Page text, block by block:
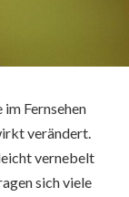
im Fernsehen
verändert.
vernebelt
sich viele